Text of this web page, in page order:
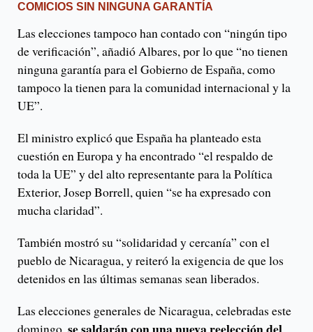
COMICIOS SIN NINGUNA GARANTÍA
Las elecciones tampoco han contado con “ningún tipo
de verificación”, añadió Albares, por lo que “no tienen
ninguna garantía para el Gobierno de España, como
tampoco la tienen para la comunidad internacional y la
UE”.
El ministro explicó que España ha planteado esta
cuestión en Europa y ha encontrado “el respaldo de
toda la UE” y del alto representante para la Política
Exterior, Josep Borrell, quien “se ha expresado con
mucha claridad”.
También mostró su “solidaridad y cercanía” con el
pueblo de Nicaragua, y reiteró la exigencia de que los
detenidos en las últimas semanas sean liberados.
Las elecciones generales de Nicaragua, celebradas este